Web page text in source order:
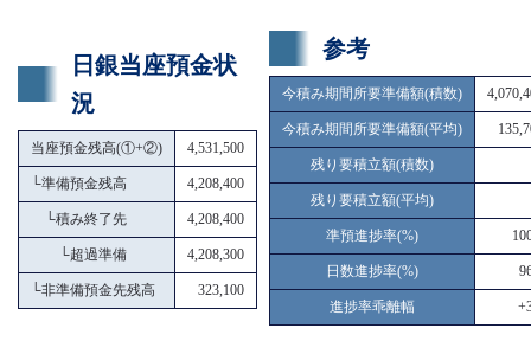
日銀当座預金状
況
当座預金残高(①+②) 4,531,500
└準備預金残高 4,208,400
└積み終了先 4,208,400
└超過準備 4,208,300
└非準備預金先残高 323,100
参考
今積み期間所要準備額(積数)
今積み期間所要準備額(平均)
残り要積立額(積数)
残り要積立額(平均)
準預進捗率(%)
日数進捗率(%)
進捗率乖離幅